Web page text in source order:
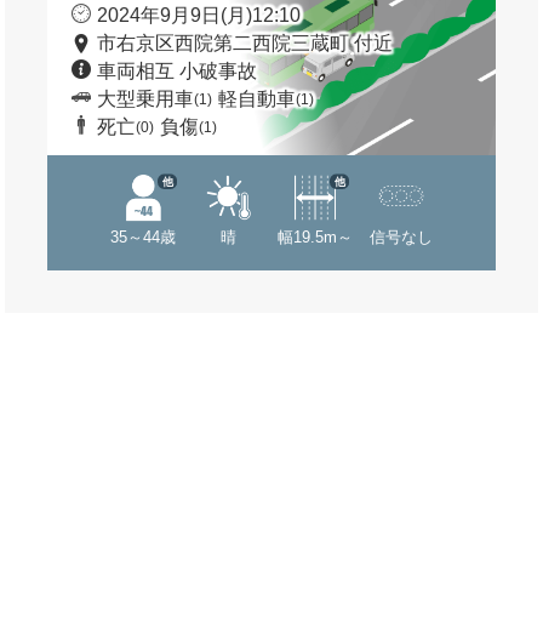
2024年9月9日(月)12:10
市右京区西院第二西院三蔵町 付近
車両相互 小破事故
大型乗用車(1) 軽自動車(1)
死亡(0) 負傷(1)
35～44歳
他
晴 幅19.5m～
他
信号なし